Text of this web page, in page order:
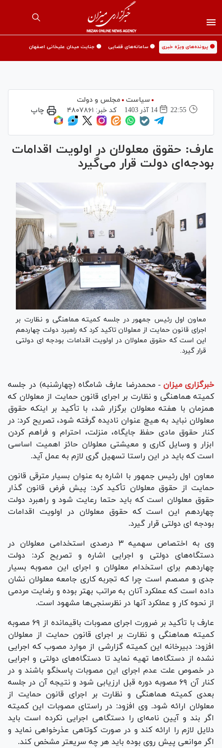
🟡 پرونده‌های ویژه خبری 🟡 سامانه‌های قضایی 🟡 جنایت میدان علیخانی اصفهان
سیاست
مجلس و دولت
22:55
14 آذر 1403 کد خبر: ۴۸۰۷۸۶۱ چاپ
عارف: حقوق معلولان در اولویت اقدامات
بودجه‌ای دولت قرار می‌گیرد
معاون اول رئیس جمهور در جلسه کمیته هماهنگی و نظارت بر
اجرای قانون حمایت از معلولان تاکید کرد که راهبرد دولت چهاردهم
این است که حقوق معلولان در اولویت اقدامات بودجه ای دولتی
قرار گیرد.
خبرگزاری میزان - محمدرضا عارف شامگاه (چهارشنبه) در جلسه
کمیته هماهنگی و نظارت بر اجرای قانون حمایت از معلولان که
همزمان با هفته معلولان برگزار شد، با تأکید بر اینکه حقوق
معلولان نباید به هیچ عنوان نادیده گرفته شود، تصریح کرد: در
کنار حقوق مادی حفظ جایگاه، منزلت، احترام و فراهم کردن
ابزار و وسایل کاری و معیشتی معلولان حائز اهمیت اساسی
است که باید در این راستا تسهیل گری لازم به عمل آید.
معاون اول رئیس جمهور با اشاره به عنوان بسیار مترقی قانون
حمایت از حقوق معلولان تأکید کرد: پیش فرض قانون گذار
حقوق معلولان است که باید حتما رعایت شود و راهبرد دولت
چهاردهم این است که حقوق معلولان در اولویت اقدامات
بودجه ای دولتی قرار گیرد.
وی به اختصاص سهمیه ۳ درصدی استخدامی معلولان در
دستگاه‌های دولتی و اجرایی اشاره و تصریح کرد: دولت
چهاردهم برای استخدام معلولان و اجرای این مصوبه بسیار
جدی و مصصم است چرا که تجربه کاری جامعه معلولان نشان
داده است که عملکرد آنان به مراتب بهتر بوده و رضایت مردمی
از نحوه کار و عملکرد آنها در نظرسنجی‌ها مشهود است.
عارف با تأکید بر ضرورت اجرای مصوبات باقیمانده از ۶۹ مصوبه
کمیته هماهنگی و نظارت بر اجرای قانون حمایت از معلولان
افزود: دبیرخانه این کمیته گزارشی از موارد مصوب که اجرایی
نشده از دستگاه‌ها تهیه نماید تا دستگاه‌های دولتی و اجرایی
در خصوص علت عدم اجرای این مصوبات پاسخگو باشند و در
کنار آن ۶۹ مصوبه دوره قبل ارزیابی شود و نتیجه آن در جلسه
بعدی کمیته هماهنگی و نظارت بر اجرای قانون حمایت از
معلولان ارائه شود. وی افزود: در راستای مصوبات این کمیته
اگر بند و آیین نامه‌ای را دستگاهی اجرایی نکرده است باید
دلایل لازم را ارائه کند و در صورت کوتاهی عذرخواهی نماید و
اگر موانعی پیش روی بوده باید هر چه سریعتر مشخص کند.